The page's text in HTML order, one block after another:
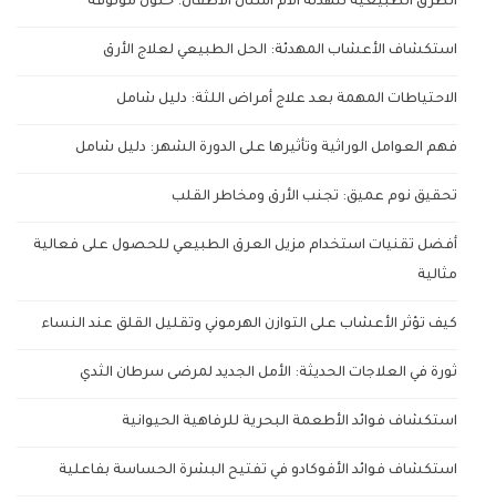
استكشاف الأعشاب المهدئة: الحل الطبيعي لعلاج الأرق
الاحتياطات المهمة بعد علاج أمراض اللثة: دليل شامل
فهم العوامل الوراثية وتأثيرها على الدورة الشهر: دليل شامل
تحقيق نوم عميق: تجنب الأرق ومخاطر القلب
أفضل تقنيات استخدام مزيل العرق الطبيعي للحصول على فعالية
مثالية
كيف تؤثر الأعشاب على التوازن الهرموني وتقليل القلق عند النساء
ثورة في العلاجات الحديثة: الأمل الجديد لمرضى سرطان الثدي
استكشاف فوائد الأطعمة البحرية للرفاهية الحيوانية
استكشاف فوائد الأفوكادو في تفتيح البشرة الحساسة بفاعلية